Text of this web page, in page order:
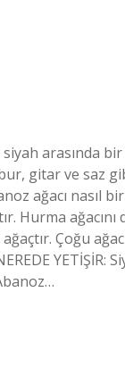
arasında
gitar ve saz
ağacı nasıl
Hurma ağacını
Çoğu
YETİŞİR: